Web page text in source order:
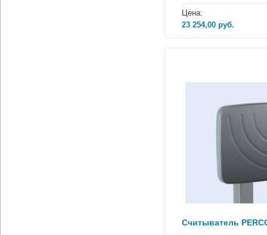
Цена:
23 254,00 руб.
Считыватель